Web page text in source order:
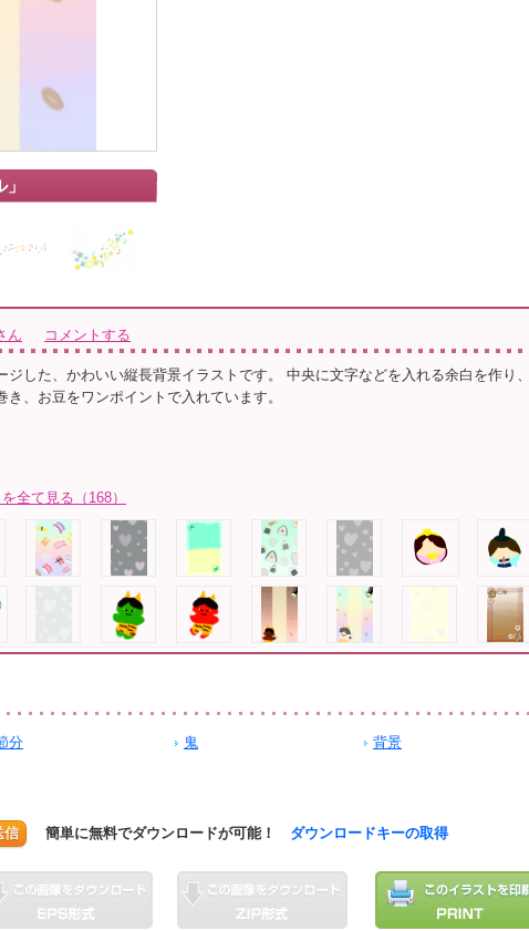
ん コメントする
ジした、かわいい縦長背景イラストです。 中央に文字などを入れる余白を作り、
き、お豆をワンポイントで入れています。
全て見る（168）
分 鬼
背景
信 簡単に無料でダウンロードが可能！ ダウンロードキーの取得